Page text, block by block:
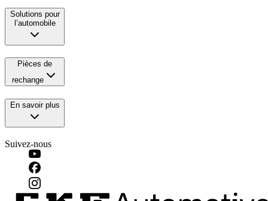
Solutions pour
l’automobile
Pièces de
rechange
En savoir plus
Suivez-nous